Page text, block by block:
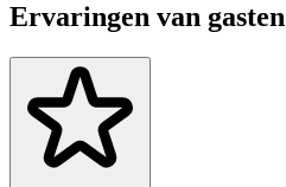
Ervaringen van gasten